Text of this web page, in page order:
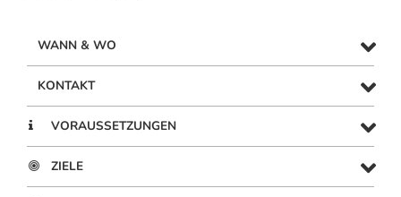
WANN & WO
KONTAKT
VORAUSSETZUNGEN
ZIELE